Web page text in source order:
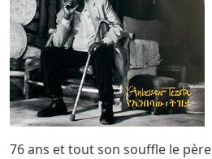
76 ans et tout son souffle le père